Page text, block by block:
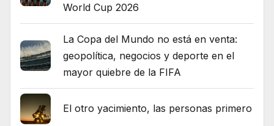
World Cup 2026
La Copa del Mundo no está en venta:
geopolítica, negocios y deporte en el
mayor quiebre de la FIFA
El otro yacimiento, las personas primero